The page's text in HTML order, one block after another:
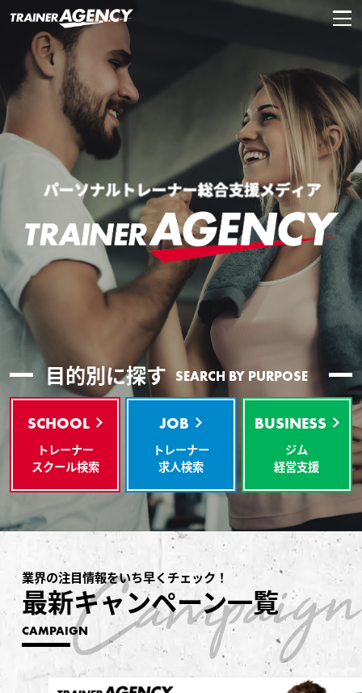
目的別に探す SEARCH BY PURPOSE
トレーナー
スクール検索
SCHOOL
トレーナー
求人検索
JOB
ジム
経営支援
BUSINESS
業界の注目情報をいち早くチェック！
最新キャンペーン一覧
CAMPAIGN